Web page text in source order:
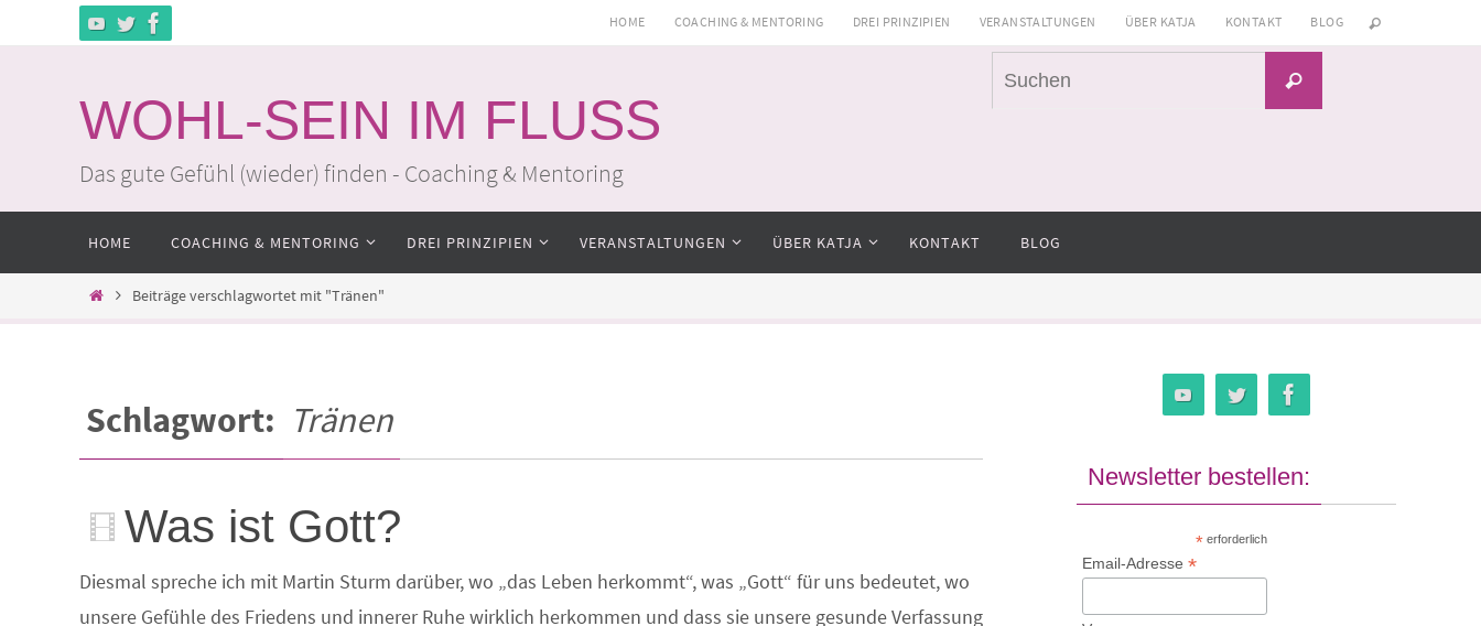
HOME COACHING & MENTORING DREI PRINZIPIEN VERANSTALTUNGEN ÜBER KATJA KONTAKT BLOG
WOHL-SEIN IM FLUSS
Das gute Gefühl (wieder) finden - Coaching & Mentoring
Suchen
springen
HOME COACHING & MENTORING DREI PRINZIPIEN VERANSTALTUNGEN ÜBER KATJA KONTAKT BLOG
HomeBeiträge verschlagwortet mit "Tränen"
Schlagwort: Tränen
Was ist Gott?
Diesmal spreche ich mit Martin Sturm darüber, wo „das Leben herkommt“, was „Gott“ für uns bedeutet, wo
unsere Gefühle des Friedens und innerer Ruhe wirklich herkommen und dass sie unsere gesunde Verfassung
Newsletter bestellen:
* erforderlich
Email-Adresse*